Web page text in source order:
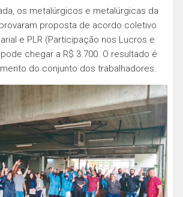
os metalúrgicos e metalúrgicas da
proposta de acordo coletivo
e PLR (Participação nos Lucros e
chegar a R$ 3.700. O resultado é
do conjunto dos trabalhadores.